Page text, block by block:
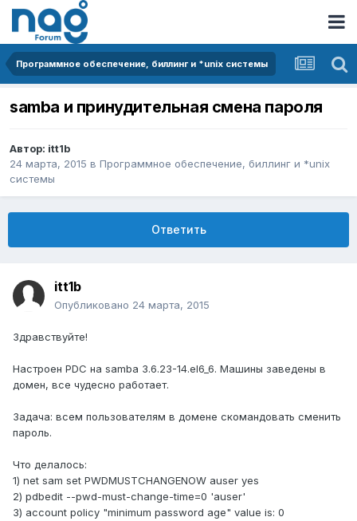
Программное обеспечение, биллинг и *unix системы
samba и принудительная смена пароля
Автор: itt1b
24 марта, 2015 в Программное обеспечение, биллинг и *unix
системы
Ответить
itt1b
Опубликовано 24 марта, 2015
Здравствуйте!
Настроен PDC на samba 3.6.23-14.el6_6. Машины заведены в
домен, все чудесно работает.
Задача: всем пользователям в домене скомандовать сменить
пароль.
Что делалось:
1) net sam set PWDMUSTCHANGENOW auser yes
2) pdbedit --pwd-must-change-time=0 'auser'
3) account policy "minimum password age" value is: 0